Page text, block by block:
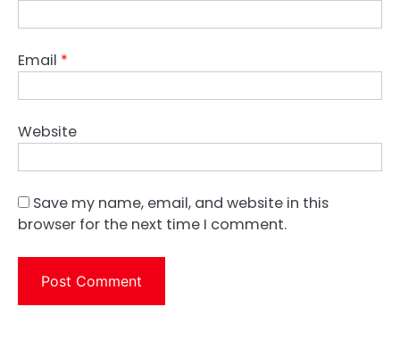
Email *
Website
Save my name, email, and website in this
browser for the next time I comment.